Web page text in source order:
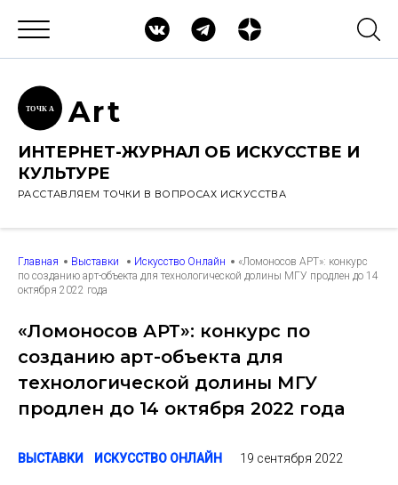
ТОЧК А Art
ИНТЕРНЕТ-ЖУРНАЛ ОБ ИСКУССТВЕ И
КУЛЬТУРЕ
РАССТАВЛЯЕМ ТОЧКИ В ВОПРОСАХ ИСКУССТВА
Главная Выставки Искусство Онлайн
«Ломоносов АРТ»: конкурс
по созданию арт-объекта для технологической долины МГУ продлен до 14
октября 2022 года
«Ломоносов АРТ»: конкурс по
созданию арт-объекта для
технологической долины МГУ
продлен до 14 октября 2022 года
ВЫСТАВКИ ИСКУССТВО ОНЛАЙН 19 сентября 2022